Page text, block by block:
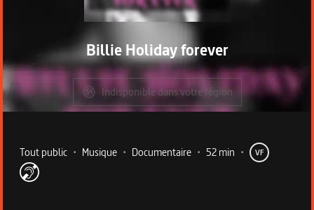
Billie Holiday forever
Indisponible dans votre région
Metadata du programme
Tout public • Musique • Documentaire • 52 min • VF